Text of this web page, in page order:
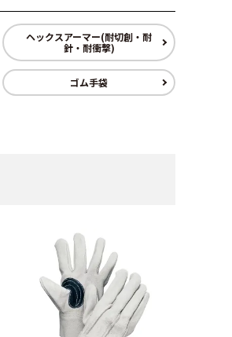
ヘックスアーマー(耐切創・耐
針・耐衝撃)
ゴム手袋